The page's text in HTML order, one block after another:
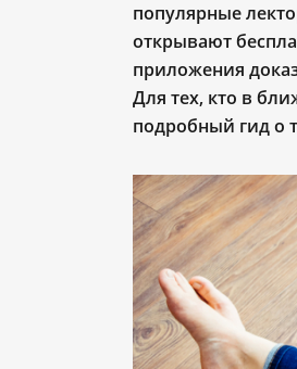
популярные л
открывают
приложения
Для тех, кто в
подробный гид о